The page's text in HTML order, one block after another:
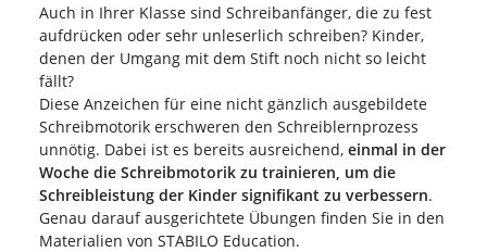
Auch in Ihrer Klasse sind Schreibanfänger, die zu fest
aufdrücken oder sehr unleserlich schreiben? Kinder,
denen der Umgang mit dem Stift noch nicht so leicht
fällt?
Diese Anzeichen für eine nicht gänzlich ausgebildete
Schreibmotorik erschweren den Schreiblernprozess
unnötig. Dabei ist es bereits ausreichend, einmal in der
Woche die Schreibmotorik zu trainieren, um die
Schreibleistung der Kinder signifikant zu verbessern.
Genau darauf ausgerichtete Übungen finden Sie in den
Materialien von STABILO Education.